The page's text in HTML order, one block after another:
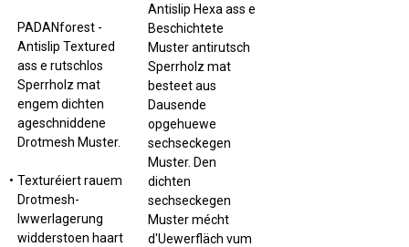
PADANforest -
Antislip Textured
ass e rutschlos
Sperrholz mat
engem dichten
ageschniddene
Drotmesh Muster.
Texturéiert rauem
Drotmesh-
Iwwerlagerung
widderstoen haart
Antislip Hexa ass e
Beschichtete
Muster antirutsch
Sperrholz mat
besteet aus
Dausende
opgehuewe
sechseckegen
Muster. Den
dichten
sechseckegen
Muster mécht
d'Uewerfläch vum